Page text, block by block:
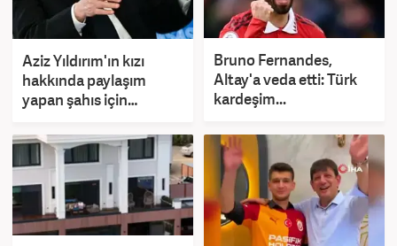
Aziz Yıldırım'ın kızı
hakkında paylaşım
yapan şahıs için
Bruno Fernandes,
Altay'a veda etti: Türk
kardeşim...